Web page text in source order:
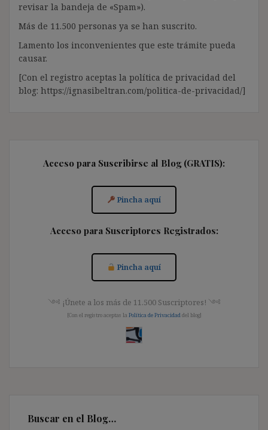
revisar la bandeja de «Spam»).
Más de 11.500 personas ya se han suscrito.
Lamento los inconvenientes que este trámite pueda
causar.
[Con el registro aceptas la política de privacidad del
blog: https://ignasibeltran.com/politica-de-privacidad/]
Acceso para Suscribirse al Blog (GRATIS):
Pincha aquí
Acceso para Suscriptores Registrados:
Pincha aquí
༺ ¡Únete a los más de 11.500 Suscriptores! ༺
[Con el registro aceptas la Política de Privacidad del blog]
Buscar en el Blog…